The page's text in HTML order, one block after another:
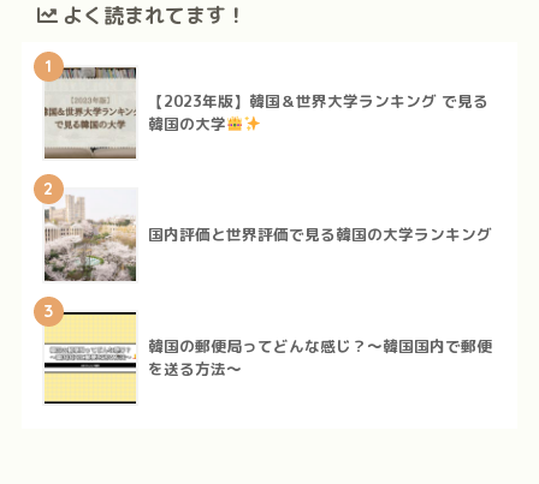
よく読まれてます！
1
【2023年版】韓国＆世界大学ランキング で見る
韓国の大学
2
国内評価と世界評価で見る韓国の大学ランキング
3
韓国の郵便局ってどんな感じ？～韓国国内で郵便
を送る方法～